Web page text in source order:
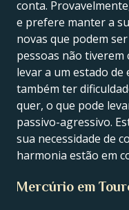
conta.
e prefere manter a
novas que podem ser
pessoas não tiverem
levar a um estado de
também ter
quer, o que pode
passivo-agressivo.
sua necessidade de
harmonia estão em
Mercúrio em